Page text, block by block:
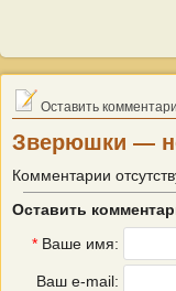
Оставить
Зверюшки —
Комментарии
Оставить
* Ваше имя:
Ваш e-mail: